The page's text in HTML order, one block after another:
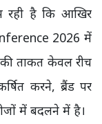
रही है कि आखिर
2026 में
की ताकत केवल रीच
करने, ब्रैंड पर
में बदलने में है।